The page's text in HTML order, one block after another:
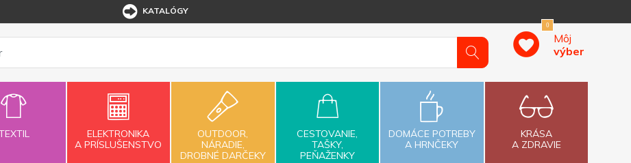
KATALÓGY
0
Môj
výber
ELEKTRONIKA
A PRÍSLUŠENSTVO
OUTDOOR,
NÁRADIE,
DROBNÉ DARČEKY
CESTOVANIE,
TAŠKY,
PEŇAŽENKY
DOMÁCE POTREBY
A HRNČEKY
KRÁSA
A ZDRAVIE